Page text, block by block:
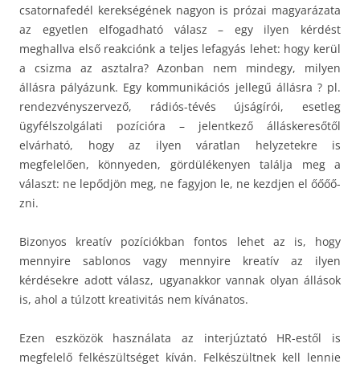
csatornafedél kerekségének nagyon is prózai magyarázata
az egyetlen elfogadható válasz – egy ilyen kérdést
meghallva első reakciónk a teljes lefagyás lehet: hogy kerül
a csizma az asztalra? Azonban nem mindegy, milyen
állásra pályázunk. Egy kommunikációs jellegű állásra ? pl.
rendezvényszervező, rádiós-tévés újságírói, esetleg
ügyfélszolgálati pozícióra – jelentkező álláskeresőtől
elvárható, hogy az ilyen váratlan helyzetekre is
megfelelően, könnyeden, gördülékenyen találja meg a
választ: ne lepődjön meg, ne fagyjon le, ne kezdjen el őőőő-
zni.
Bizonyos kreatív pozíciókban fontos lehet az is, hogy
mennyire sablonos vagy mennyire kreatív az ilyen
kérdésekre adott válasz, ugyanakkor vannak olyan állások
is, ahol a túlzott kreativitás nem kívánatos.
Ezen eszközök használata az interjúztató HR-estől is
megfelelő felkészültséget kíván. Felkészültnek kell lennie